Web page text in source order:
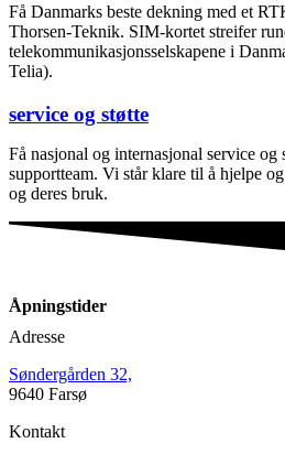
Få Danmarks beste dekning med et
Thorsen-Teknik. SIM-kortet streifer
telekommunikasjonsselskapene i
Telia).
service og støtte
Få nasjonal og internasjonal service
supportteam. Vi står klare til å hjelpe
og deres bruk.
Åpningstider
Adresse
Søndergården 32,
9640 Farsø
Kontakt